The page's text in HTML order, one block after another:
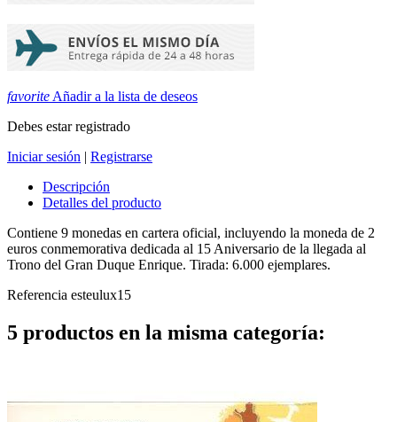
favorite Añadir a la lista de deseos
Debes estar registrado
Iniciar sesión | Registrarse
Descripción
Detalles del producto
Contiene 9 monedas en cartera oficial, incluyendo la moneda de 2
euros conmemorativa dedicada al 15 Aniversario de la llegada al
Trono del Gran Duque Enrique. Tirada: 6.000 ejemplares.
Referencia esteulux15
5 productos en la misma categoría: